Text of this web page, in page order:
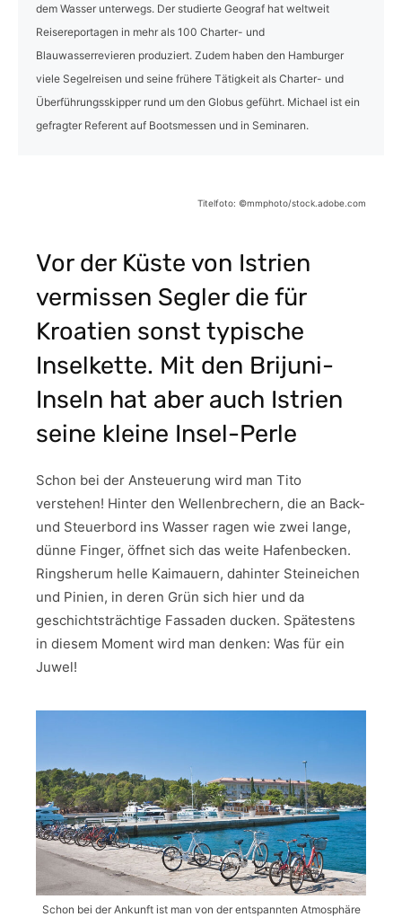
dem Wasser unterwegs. Der studierte Geograf hat weltweit
Reisereportagen in mehr als 100 Charter- und
Blauwasserrevieren produziert. Zudem haben den Hamburger
viele Segelreisen und seine frühere Tätigkeit als Charter- und
Überführungsskipper rund um den Globus geführt. Michael ist ein
gefragter Referent auf Bootsmessen und in Seminaren.
Titelfoto: ©mmphoto/stock.adobe.com
Vor der Küste von Istrien
vermissen Segler die für
Kroatien sonst typische
Inselkette. Mit den Brijuni-
Inseln hat aber auch Istrien
seine kleine Insel-Perle
Schon bei der Ansteuerung wird man Tito
verstehen! Hinter den Wellenbrechern, die an Back-
und Steuerbord ins Wasser ragen wie zwei lange,
dünne Finger, öffnet sich das weite Hafenbecken.
Ringsherum helle Kaimauern, dahinter Steineichen
und Pinien, in deren Grün sich hier und da
geschichtsträchtige Fassaden ducken. Spätestens
in diesem Moment wird man denken: Was für ein
Juwel!
Schon bei der Ankunft ist man von der entspannten Atmosphäre